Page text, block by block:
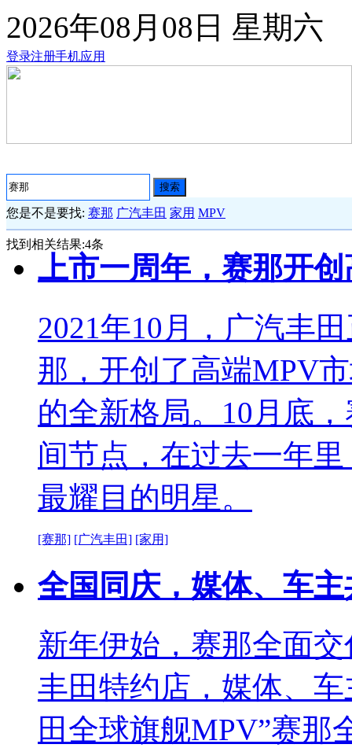
2026年08月08日 星期六
登录注册手机应用
搜索
您是不是要找: 赛那 广汽丰田 家用 MPV
找到相关结果:4条
上市一周年，赛那开
2021年10月，广汽丰
那，开创了高端MPV
的全新格局。10月底
间节点，在过去一年
最耀目的明星。
[赛那] [广汽丰田] [家用]
全国同庆，媒体、车
新年伊始，赛那全面
丰田特约店，媒体、
田全球旗舰MPV”赛那